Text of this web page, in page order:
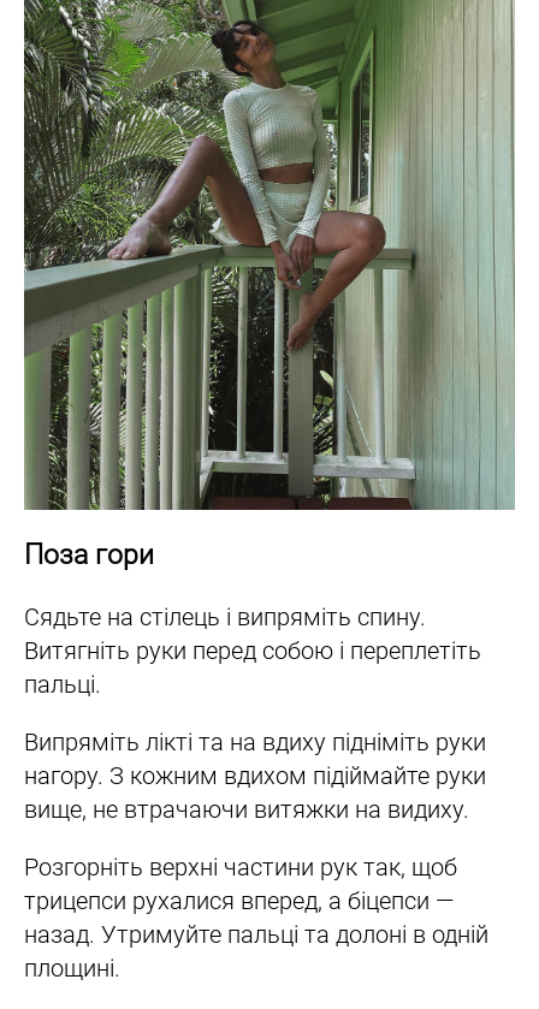
Поза гори
Сядьте на стілець і випряміть спину.
Витягніть руки перед собою і переплетіть
пальці.
Випряміть лікті та на вдиху підніміть руки
нагору. З кожним вдихом підіймайте руки
вище, не втрачаючи витяжки на видиху.
Розгорніть верхні частини рук так, щоб
трицепси рухалися вперед, а біцепси —
назад. Утримуйте пальці та долоні в одній
площині.